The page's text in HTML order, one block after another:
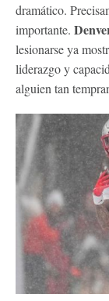
dramático.
importante.
lesionarse ya
liderazgo y
alguien tan